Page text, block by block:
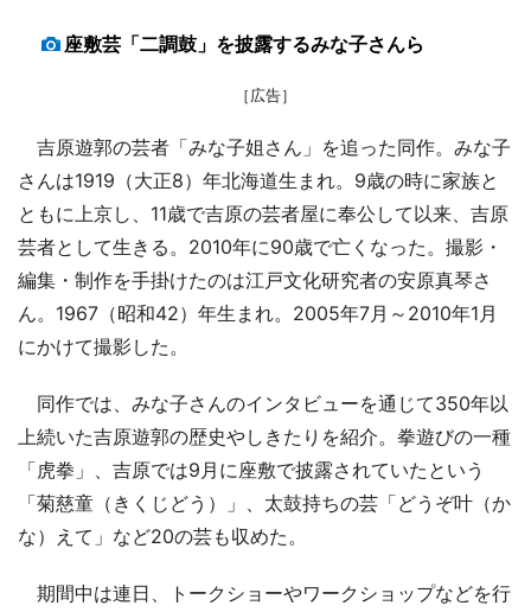
座敷芸「二調鼓」を披露するみな子さんら
［広告］
吉原遊郭の芸者「みな子姐さん」を追った同作。みな子
さんは1919（大正8）年北海道生まれ。9歳の時に家族と
ともに上京し、11歳で吉原の芸者屋に奉公して以来、吉原
芸者として生きる。2010年に90歳で亡くなった。撮影・
編集・制作を手掛けたのは江戸文化研究者の安原真琴さ
ん。1967（昭和42）年生まれ。2005年7月～2010年1月
にかけて撮影した。
同作では、みな子さんのインタビューを通じて350年以
上続いた吉原遊郭の歴史やしきたりを紹介。拳遊びの一種
「虎拳」、吉原では9月に座敷で披露されていたという
「菊慈童（きくじどう）」、太鼓持ちの芸「どうぞ叶（か
な）えて」など20の芸も収めた。
期間中は連日、トークショーやワークショップなどを行